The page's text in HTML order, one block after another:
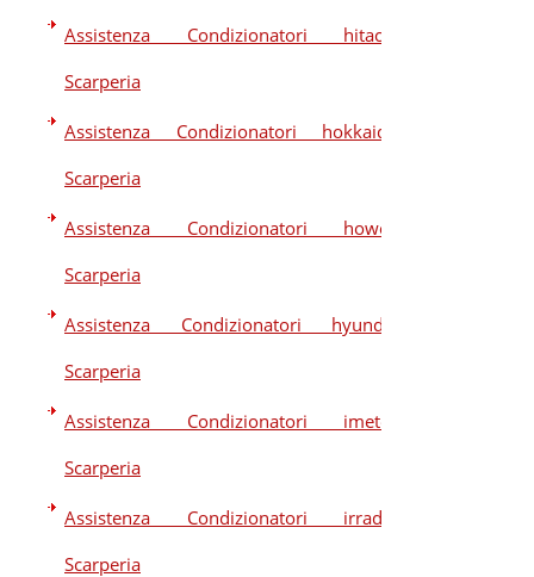
Assistenza Condizionatori hitachi
Scarperia
Assistenza Condizionatori hokkaido
Scarperia
Assistenza Condizionatori howell
Scarperia
Assistenza Condizionatori hyundai
Scarperia
Assistenza Condizionatori imetec
Scarperia
Assistenza Condizionatori irradio
Scarperia